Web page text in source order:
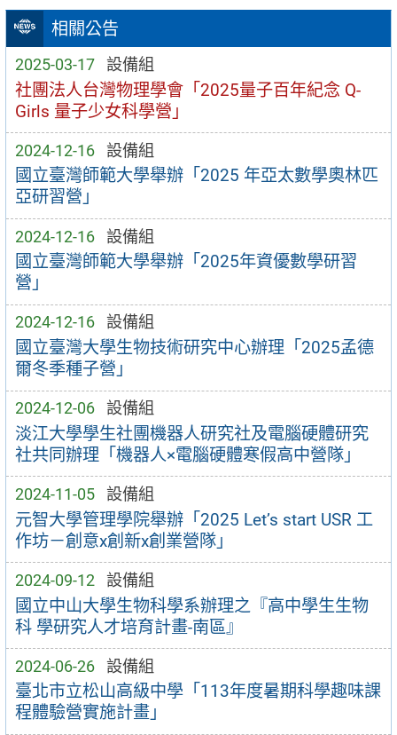
相關公告
2025-03-17 設備組
社團法人台灣物理學會「2025量子百年紀念 Q-
Girls 量子少女科學營」
2024-12-16 設備組
國立臺灣師範大學舉辦「2025 年亞太數學奧林匹
亞研習營」
2024-12-16 設備組
國立臺灣師範大學舉辦「2025年資優數學研習
營」
2024-12-16 設備組
國立臺灣大學生物技術研究中心辦理「2025孟德
爾冬季種子營」
2024-12-06 設備組
淡江大學學生社團機器人研究社及電腦硬體研究
社共同辦理「機器人×電腦硬體寒假高中營隊」
2024-11-05 設備組
元智大學管理學院舉辦「2025 Let’s start USR 工
作坊－創意x創新x創業營隊」
2024-09-12 設備組
國立中山大學生物科學系辦理之『高中學生生物
科 學研究人才培育計畫-南區』
2024-06-26 設備組
臺北市立松山高級中學「113年度暑期科學趣味課
程體驗營實施計畫」